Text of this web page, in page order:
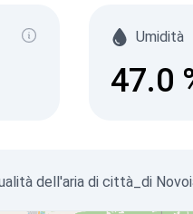
Umidità
47.0
dell'aria di città_di